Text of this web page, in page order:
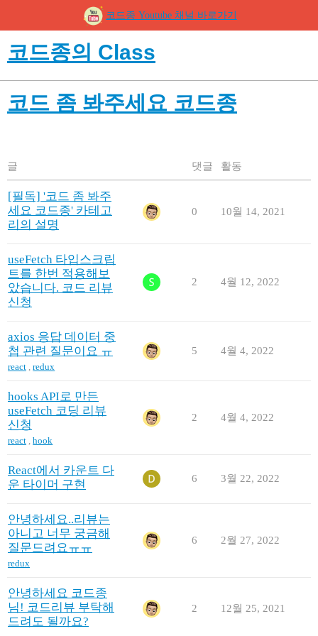
코드종 Youtube 채널 바로가기
코드종의 Class
코드 좀 봐주세요 코드종
글 댓글 활동
[필독] '코드 좀 봐주
세요 코드종' 카테고
리의 설명
0 10월 14, 2021
useFetch 타입스크립
트를 한번 적용해보
았습니다. 코드 리뷰
신청
2 4월 12, 2022
axios 응답 데이터 중
첩 관련 질문이요 ㅠ
react ,redux
5 4월 4, 2022
hooks API로 만든
useFetch 코딩 리뷰
신청
react ,hook
2 4월 4, 2022
React에서 카운트 다
운 타이머 구현
6 3월 22, 2022
안녕하세요..리뷰는
아니고 너무 궁금해
질문드려요ㅠㅠ
redux
6 2월 27, 2022
안녕하세요 코드종
님! 코드리뷰 부탁해
드려도 될까요?
2 12월 25, 2021